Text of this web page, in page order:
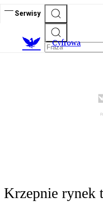
Serwisy
Cyfrowa
Krzepnie rynek